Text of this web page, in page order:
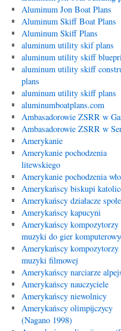
Aluminum Jon Boat Plans
Aluminum Skiff Boat Plans
Aluminum Skiff Plans
aluminum utility skif plans
aluminum utility skiff
aluminum utility skiff
plans
aluminum utility skiff plans
aluminumboatplans.com
Ambasadorowie ZSRR w
Ambasadorowie ZSRR w
Amerykanie
Amerykanie pochodzenia
litewskiego
Amerykanie pochodzenia
Amerykańscy biskupi
Amerykańscy działacze
Amerykańscy kapucyni
Amerykańscy kompozytorzy
muzyki do gier
Amerykańscy kompozytorzy
muzyki filmowej
Amerykańscy narciarze
Amerykańscy nauczyciele
Amerykańscy niewolnicy
Amerykańscy olimpijczycy
(Nagano 1998)